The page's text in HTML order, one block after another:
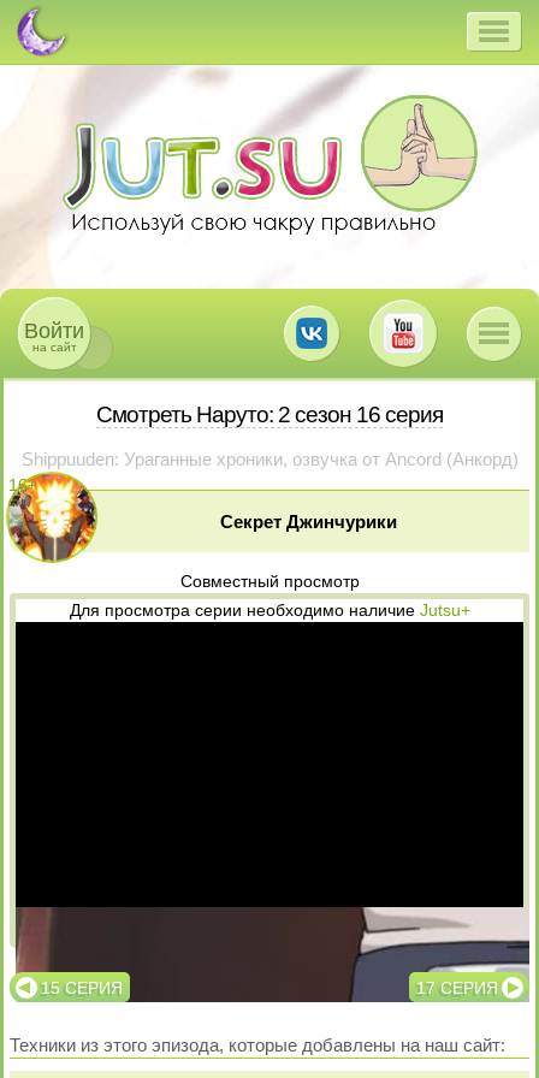
Войти
на сайт
Смотреть Наруто: 2 сезон 16 серия
Shippuuden: Ураганные хроники, озвучка от Ancord (Анкорд)
16+
Секрет Джинчурики
Совместный просмотр
Для просмотра серии необходимо наличие Jutsu+
Озвучка
15 СЕРИЯ 17 СЕРИЯ
Техники из этого эпизода, которые добавлены на наш сайт: